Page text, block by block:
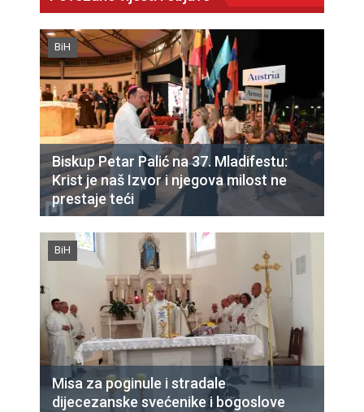
BiH
Biskup Petar Palić na 37. Mladifestu:
Krist je naš Izvor i njegova milost ne
prestaje teći
BiH
Misa za poginule i stradale
dijecezanske svećenike i bogoslove